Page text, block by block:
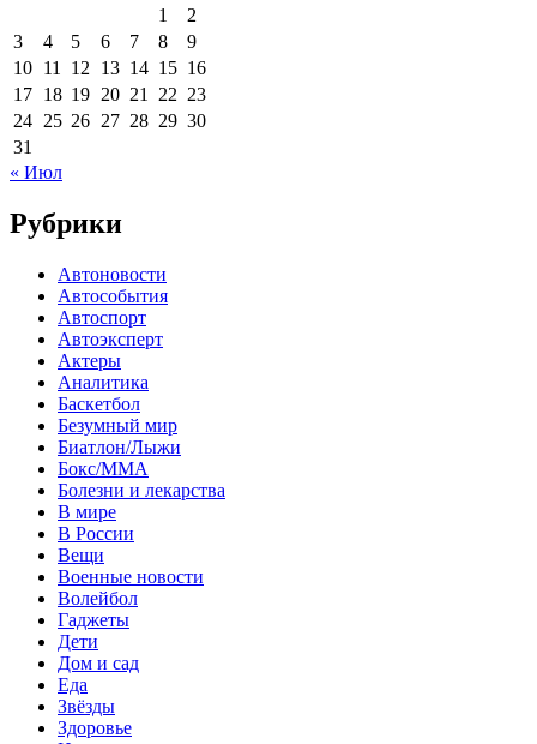
1
2
3
4 5 6 7 8
9
10 11 12 13 14 15 16
17 18 19 20 21 22 23
24 25 26 27 28 29 30
31
« Июл
Рубрики
Автоновости
Автособытия
Автоспорт
Автоэксперт
Актеры
Аналитика
Баскетбол
Безумный мир
Биатлон/Лыжи
Бокс/MMA
Болезни и лекарства
В мире
В России
Вещи
Военные новости
Волейбол
Гаджеты
Дети
Дом и сад
Еда
Звёзды
Здоровье